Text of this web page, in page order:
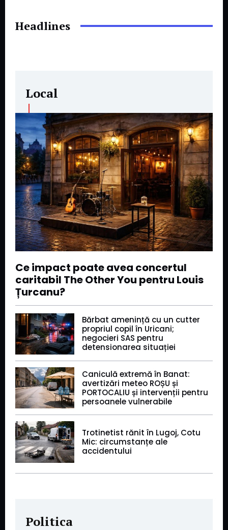
Headlines
Local
Ce impact poate avea concertul
caritabil The Other You pentru Louis
Țurcanu?
Bărbat amenință cu un cutter
propriul copil în Uricani;
negocieri SAS pentru
detensionarea situației
Caniculă extremă în Banat:
avertizări meteo ROȘU și
PORTOCALIU și intervenții pentru
persoanele vulnerabile
Trotinetist rănit în Lugoj, Cotu
Mic: circumstanțe ale
accidentului
Politica